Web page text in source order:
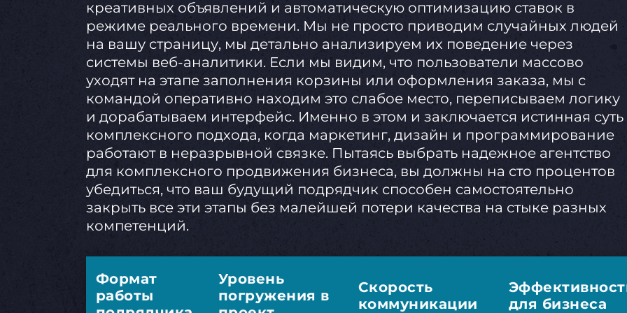
креативных объявлений и автоматическую оптимизацию ставок в
режиме реального времени. Мы не просто приводим случайных людей
на вашу страницу, мы детально анализируем их поведение через
системы веб-аналитики. Если мы видим, что пользователи массово
уходят на этапе заполнения корзины или оформления заказа, мы с
командой оперативно находим это слабое место, переписываем логику
и дорабатываем интерфейс. Именно в этом и заключается истинная суть
комплексного подхода, когда маркетинг, дизайн и программирование
работают в неразрывной связке. Пытаясь выбрать надежное агентство
для комплексного продвижения бизнеса, вы должны на сто процентов
убедиться, что ваш будущий подрядчик способен самостоятельно
закрыть все эти этапы без малейшей потери качества на стыке разных
компетенций.
Формат
работы
Уровень
погружения в
Скорость
коммуникации
для бизнеса